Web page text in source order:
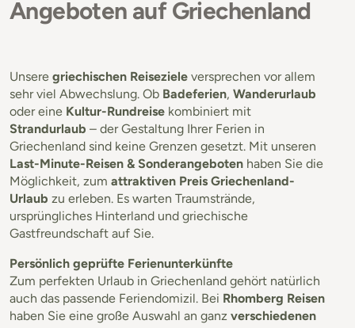
Angeboten auf Griechenland
Unsere griechischen Reiseziele versprechen vor allem
sehr viel Abwechslung. Ob Badeferien, Wanderurlaub
oder eine Kultur-Rundreise kombiniert mit
Strandurlaub – der Gestaltung Ihrer Ferien in
Griechenland sind keine Grenzen gesetzt. Mit unseren
Last-Minute-Reisen & Sonderangeboten haben Sie die
Möglichkeit, zum attraktiven Preis Griechenland-
Urlaub zu erleben. Es warten Traumstrände,
ursprüngliches Hinterland und griechische
Gastfreundschaft auf Sie.
Persönlich geprüfte Ferienunterkünfte
Zum perfekten Urlaub in Griechenland gehört natürlich
auch das passende Feriendomizil. Bei Rhomberg Reisen
haben Sie eine große Auswahl an ganz verschiedenen